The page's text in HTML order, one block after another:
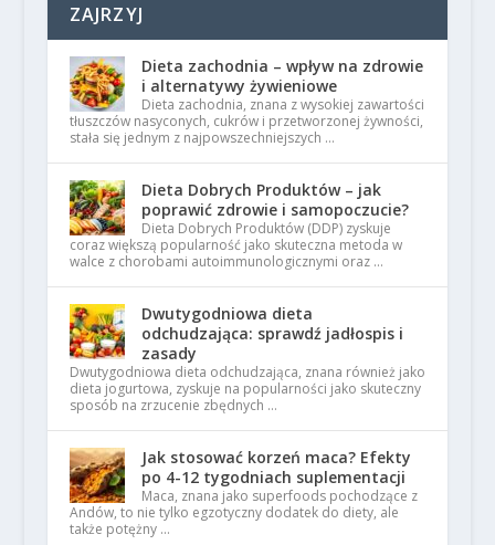
ZAJRZYJ
Dieta zachodnia – wpływ na zdrowie
i alternatywy żywieniowe
Dieta zachodnia, znana z wysokiej zawartości
tłuszczów nasyconych, cukrów i przetworzonej żywności,
stała się jednym z najpowszechniejszych …
Dieta Dobrych Produktów – jak
poprawić zdrowie i samopoczucie?
Dieta Dobrych Produktów (DDP) zyskuje
coraz większą popularność jako skuteczna metoda w
walce z chorobami autoimmunologicznymi oraz …
Dwutygodniowa dieta
odchudzająca: sprawdź jadłospis i
zasady
Dwutygodniowa dieta odchudzająca, znana również jako
dieta jogurtowa, zyskuje na popularności jako skuteczny
sposób na zrzucenie zbędnych …
Jak stosować korzeń maca? Efekty
po 4-12 tygodniach suplementacji
Maca, znana jako superfoods pochodzące z
Andów, to nie tylko egzotyczny dodatek do diety, ale
także potężny …